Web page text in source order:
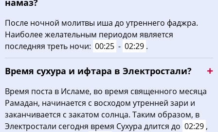
намаз?
После ночной молитвы иша до утреннего фаджра.
Наиболее желательным периодом является
последняя треть ночи: 00:25 - 02:29 .
Время сухура и ифтара в Электростали?
Время поста в Исламе, во время священного месяца
Рамадан, начинается с восходом утренней зари и
заканчивается с закатом солнца. Таким образом, в
Электростали сегодня время Сухура длится до 02:29 ,